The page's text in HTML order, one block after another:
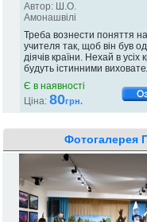
Автор: Ш.О.
Амонашвілі
Треба вознести поняття
учителя так, щоб він був
діячів країни. Нехай в усіх
будуть істинними
Є в наявності
Ціна: 80грн.
Фотогалерея